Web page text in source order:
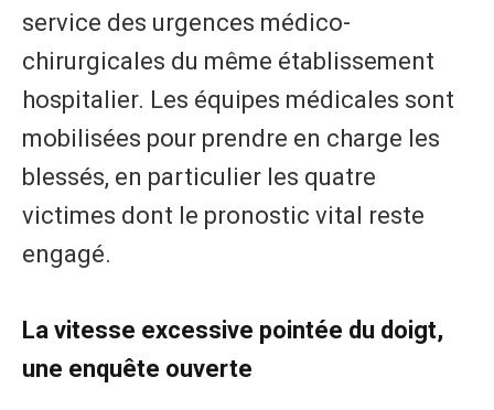
service des urgences médico-
chirurgicales du même établissement
hospitalier. Les équipes médicales sont
mobilisées pour prendre en charge les
blessés, en particulier les quatre
victimes dont le pronostic vital reste
engagé.
​La vitesse excessive pointée du doigt,
une enquête ouverte